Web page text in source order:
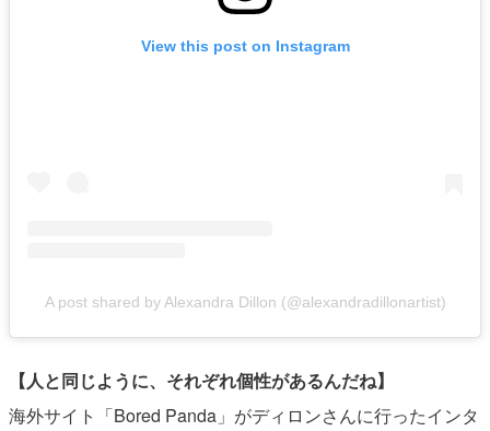
View this post on Instagram
A post shared by Alexandra Dillon (@alexandradillonartist)
【人と同じように、それぞれ個性があるんだね】
海外サイト「Bored Panda」がディロンさんに行ったインタ